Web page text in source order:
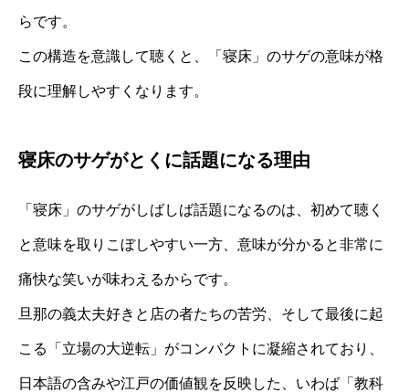
らです。
この構造を意識して聴くと、「寝床」のサゲの意味が格
段に理解しやすくなります。
寝床のサゲがとくに話題になる理由
「寝床」のサゲがしばしば話題になるのは、初めて聴く
と意味を取りこぼしやすい一方、意味が分かると非常に
痛快な笑いが味わえるからです。
旦那の義太夫好きと店の者たちの苦労、そして最後に起
こる「立場の大逆転」がコンパクトに凝縮されており、
日本語の含みや江戸の価値観を反映した、いわば「教科